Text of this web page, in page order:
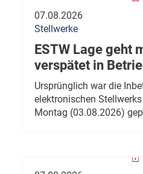
07.08.2026
Stellwerke
ESTW Lage geht
verspätet in
Ursprünglich war die
elektronischen
Montag (03.08.2026)